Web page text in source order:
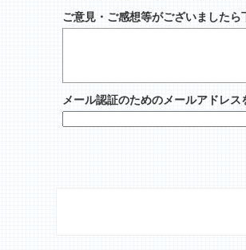
ご意見・ご感想等がございました
メール認証のためのメールアドレス